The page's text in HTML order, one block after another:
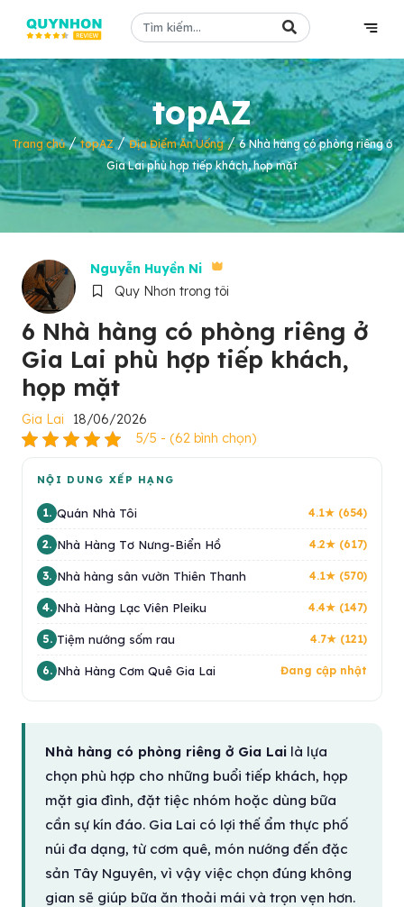
topAZ
Trang chủ/topAZ/Địa Điểm Ăn Uống/6 Nhà hàng có phòng riêng ở
Gia Lai phù hợp tiếp khách, họp mặt
Nguyễn Huyền Ni
Quy Nhơn trong tôi
6 Nhà hàng có phòng riêng ở
Gia Lai phù hợp tiếp khách,
họp mặt
Gia Lai
18/06/2026
5/5 - (62 bình chọn)
NỘI DUNG XẾP HẠNG
1. Quán Nhà Tôi 4.1★ (654)
2. Nhà Hàng Tơ Nưng-Biển Hồ 4.2★ (617)
3. Nhà hàng sân vườn Thiên Thanh 4.1★ (570)
4. Nhà Hàng Lạc Viên Pleiku 4.4★ (147)
5. Tiệm nướng sốm rau 4.7★ (121)
6. Nhà Hàng Cơm Quê Gia Lai Đang cập nhật
Nhà hàng có phòng riêng ở Gia Lai là lựa
chọn phù hợp cho những buổi tiếp khách, họp
mặt gia đình, đặt tiệc nhóm hoặc dùng bữa
cần sự kín đáo. Gia Lai có lợi thế ẩm thực phố
núi đa dạng, từ cơm quê, món nướng đến đặc
sản Tây Nguyên, vì vậy việc chọn đúng không
gian sẽ giúp bữa ăn thoải mái và trọn vẹn hơn.